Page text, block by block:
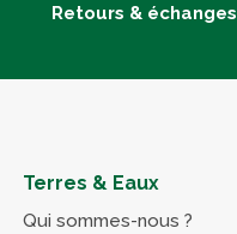
Retours & échanges
Terres & Eaux
Qui sommes-nous ?